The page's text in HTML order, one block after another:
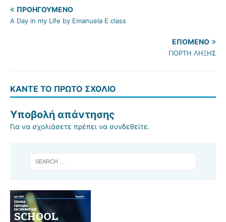
ΠΡΟΗΓΟΎΜΕΝΟ
A Day in my Life by Emanuela E class
ΕΠΌΜΕΝΟ
ΓΙΟΡΤΗ ΛΗΞΗΣ
ΚΆΝΤΕ ΤΟ ΠΡΏΤΟ ΣΧΌΛΙΟ
Υποβολή απάντησης
Για να σχολιάσετε πρέπει να συνδεθείτε.